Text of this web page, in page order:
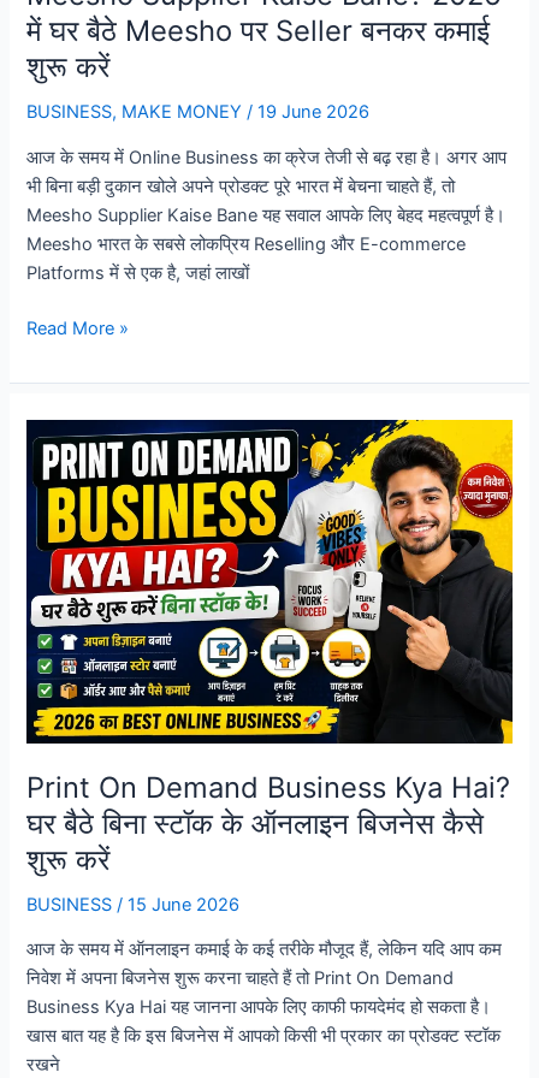
में घर बैठे Meesho पर Seller बनकर कमाई
शुरू करें
BUSINESS, MAKE MONEY /19 June 2026
आज के समय में Online Business का क्रेज तेजी से बढ़ रहा है। अगर आप
भी बिना बड़ी दुकान खोले अपने प्रोडक्ट पूरे भारत में बेचना चाहते हैं, तो
Meesho Supplier Kaise Bane यह सवाल आपके लिए बेहद महत्वपूर्ण है।
Meesho भारत के सबसे लोकप्रिय Reselling और E-commerce
Platforms में से एक है, जहां लाखों
Meesho
Kaise
2026
Meesho
Seller
बनकर
कमाई
शुरू
करें
Read More »
Print On Demand Business Kya Hai?
घर बैठे बिना स्टॉक के ऑनलाइन बिजनेस कैसे
शुरू करें
BUSINESS /15 June 2026
आज के समय में ऑनलाइन कमाई के कई तरीके मौजूद हैं, लेकिन यदि आप कम
निवेश में अपना बिजनेस शुरू करना चाहते हैं तो Print On Demand
Business Kya Hai यह जानना आपके लिए काफी फायदेमंद हो सकता है।
खास बात यह है कि इस बिजनेस में आपको किसी भी प्रकार का प्रोडक्ट स्टॉक
रखने